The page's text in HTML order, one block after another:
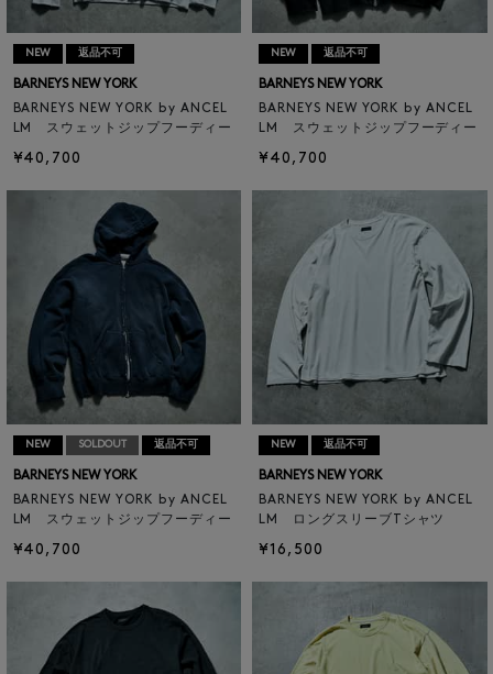
NEW 返品不可
BARNEYS NEW YORK
BARNEYS NEW YORK by ANCEL
LM スウェットジップフーディー
¥40,700
NEW 返品不可
BARNEYS NEW YORK
BARNEYS NEW YORK by ANCEL
LM スウェットジップフーディー
¥40,700
NEW SOLDOUT 返品不可
BARNEYS NEW YORK
BARNEYS NEW YORK by ANCEL
LM スウェットジップフーディー
¥40,700
NEW 返品不可
BARNEYS NEW YORK
BARNEYS NEW YORK by ANCEL
LM ロングスリーブTシャツ
¥16,500